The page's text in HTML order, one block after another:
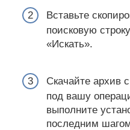
Вставьте
поисковую
«Искать».
Скачайте архив
под вашу
выполните
последним